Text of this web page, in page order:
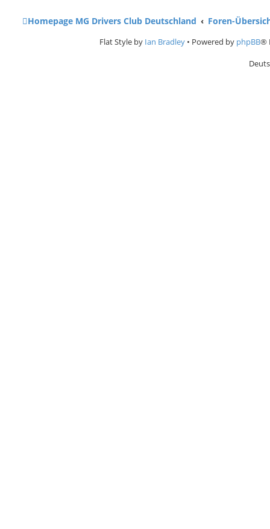
Homepage MG Drivers Club Deutschland Foren-
Flat Style by Ian Bradley • Powered by phpBB®